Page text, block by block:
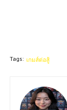
Tags: เกมส์ต่อสู้